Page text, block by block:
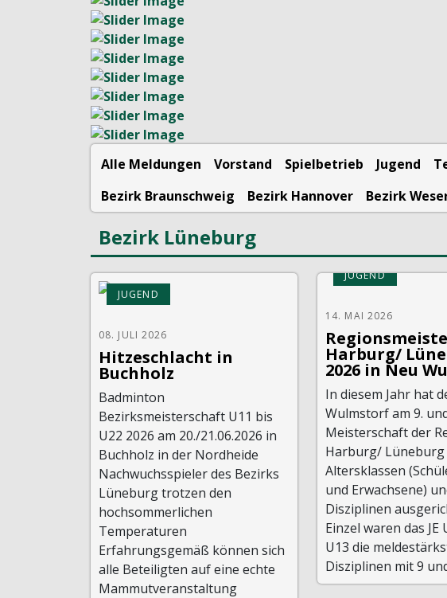
Alle Meldungen Vorstand Spielbetrieb Jugend
Bezirk Braunschweig
Bezirk Hannover Bezirk
Bezirk Lüneburg
JUGEND
08. JULI 2026
Hitzeschlacht in
Buchholz
Badminton
Bezirksmeisterschaft U11 bis
U22 2026 am 20./21.06.2026 in
Buchholz in der Nordheide
Nachwuchsspieler des Bezirks
Lüneburg trotzen den
hochsommerlichen
Temperaturen
Erfahrungsgemäß können sich
alle Beteiligten auf eine echte
Mammutveranstaltung
JUGEND
14. MAI 2026
Harburg/
2026 in Neu
In diesem Jahr hat
Wulmstorf am 9.
Meisterschaft der
Harburg/
Altersklassen
und Erwachsene)
Disziplinen
Einzel waren das JE
U13 die
Disziplinen mit 9